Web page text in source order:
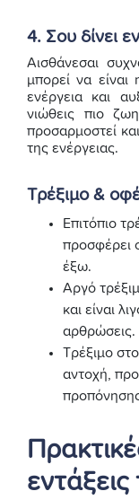
4. Σου δίνει
Αισθάνεσαι
μπορεί να είναι
ενέργεια και
νιώθεις πιο
προσαρμοστεί
της ενέργειας.
Τρέξιμο &
Επιτόπιο
προσφέρει
έξω.
Αργό
και είναι
αρθρώσεις.
Τρέξιμο
αντοχή,